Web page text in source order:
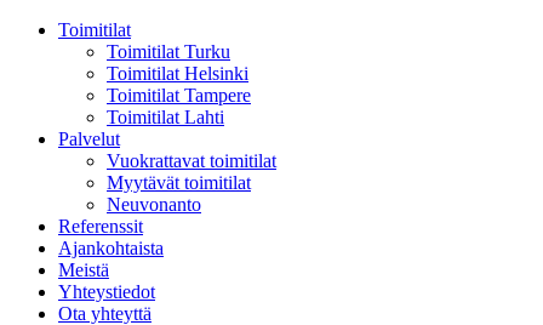
Toimitilat
Toimitilat Turku
Toimitilat Helsinki
Toimitilat Tampere
Toimitilat Lahti
Palvelut
Vuokrattavat toimitilat
Myytävät toimitilat
Neuvonanto
Referenssit
Ajankohtaista
Meistä
Yhteystiedot
Ota yhteyttä